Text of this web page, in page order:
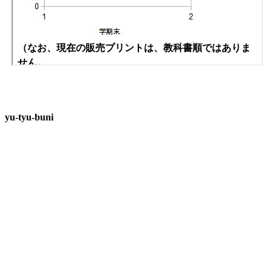
yu-tyu-buni